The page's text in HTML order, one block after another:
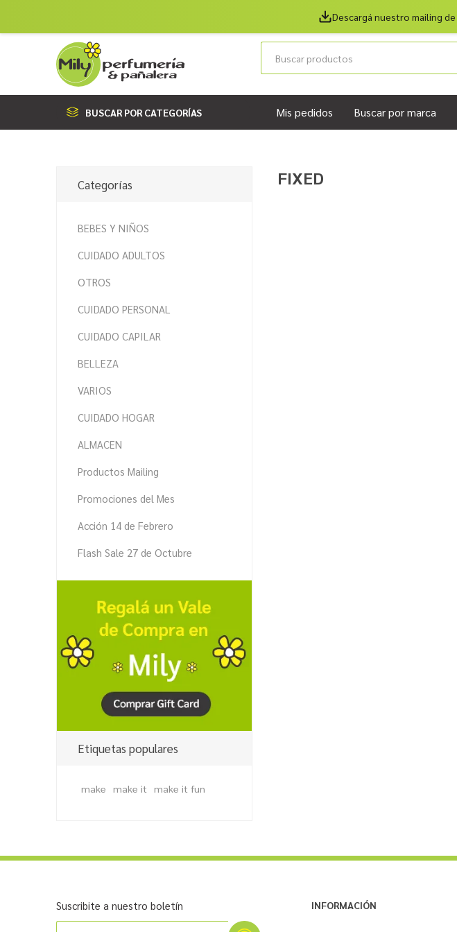
Descargá nuestro mailing de
BUSCAR POR CATEGORÍAS Mis pedidos Buscar por marca
FIXED
Categorías
BEBES Y NIÑOS
CUIDADO ADULTOS
OTROS
CUIDADO PERSONAL
CUIDADO CAPILAR
BELLEZA
VARIOS
CUIDADO HOGAR
ALMACEN
Productos Mailing
Promociones del Mes
Acción 14 de Febrero
Flash Sale 27 de Octubre
Etiquetas populares
make make it make it fun
Suscribite a nuestro boletín INFORMACIÓN